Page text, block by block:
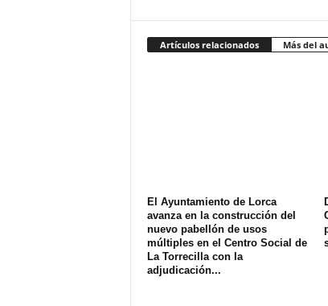
Artículos relacionados Más del
El Ayuntamiento de Lorca
avanza en la construcción del
nuevo pabellón de usos
múltiples en el Centro Social de
La Torrecilla con la
adjudicación...